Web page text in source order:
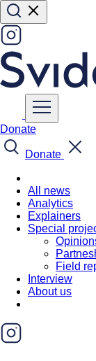
Donate
Donate
All news
Analytics
Explainers
Special
Field
Interview
About us